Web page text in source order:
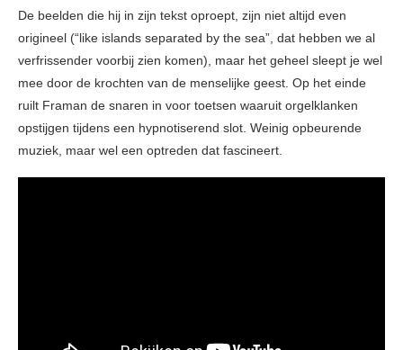
De beelden die hij in zijn tekst oproept, zijn niet altijd even
origineel (“like islands separated by the sea”, dat hebben we al
verfrissender voorbij zien komen), maar het geheel sleept je wel
mee door de krochten van de menselijke geest. Op het einde
ruilt Framan de snaren in voor toetsen waaruit orgelklanken
opstijgen tijdens een hypnotiserend slot. Weinig opbeurende
muziek, maar wel een optreden dat fascineert.